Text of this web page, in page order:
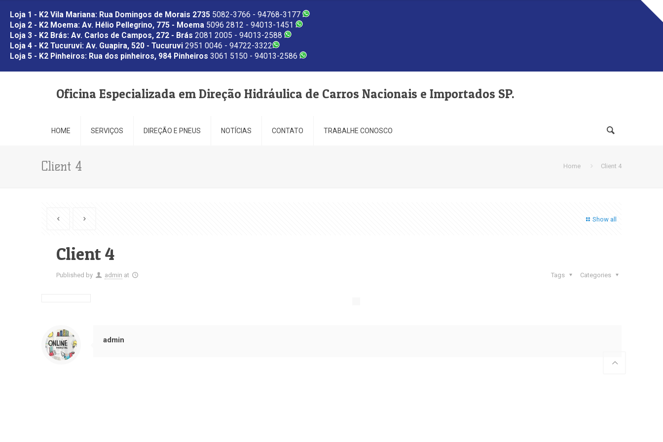
Loja 1 - K2 Vila Mariana: Rua Domingos de Morais 2735 5082-3766 - 94768-3177
Loja 2 - K2 Moema: Av. Hélio Pellegrino, 775 - Moema 5096 2812 - 94013-1451
Loja 3 - K2 Brás: Av. Carlos de Campos, 272 - Brás 2081 2005 - 94013-2588
Loja 4 - K2 Tucuruvi: Av. Guapira, 520 - Tucuruvi 2951 0046 - 94722-3322
Loja 5 - K2 Pinheiros: Rua dos pinheiros, 984 Pinheiros 3061 5150 - 94013-2586
Oficina Especializada em Direção Hidráulica de Carros Nacionais e Importados SP.
HOME SERVIÇOS DIREÇÃO E PNEUS NOTÍCIAS CONTATO TRABALHE CONOSCO
Client 4 Home Client 4
Show all
Client 4
Published by admin at Categories
Tags
admin